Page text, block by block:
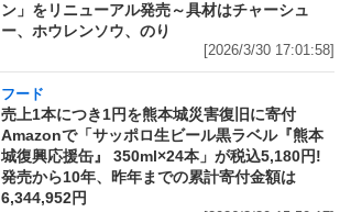
ン」をリニューアル発売～具材はチャーシュ
ー、ホウレンソウ、のり
[2026/3/30 17:01:58]
フード
売上1本につき1円を熊本城災害復旧に寄付
Amazonで「サッポロ生ビール黒ラベル『熊本
城復興応援缶』 350ml×24本」が税込5,180円!
発売から10年、昨年までの累計寄付金額は
6,344,952円